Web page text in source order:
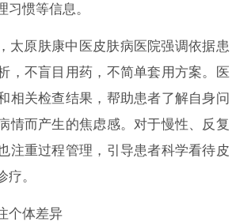
习惯等信息。
太原肤康中医皮肤病医院强调依据患
，不盲目用药，不简单套用方案。医
相关检查结果，帮助患者了解自身问
情而产生的焦虑感。对于慢性、反复
注重过程管理，引导患者科学看待皮
疗。
个体差异